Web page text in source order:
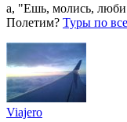
а, "Ешь, молись,
Полетим? Туры по
Viajero